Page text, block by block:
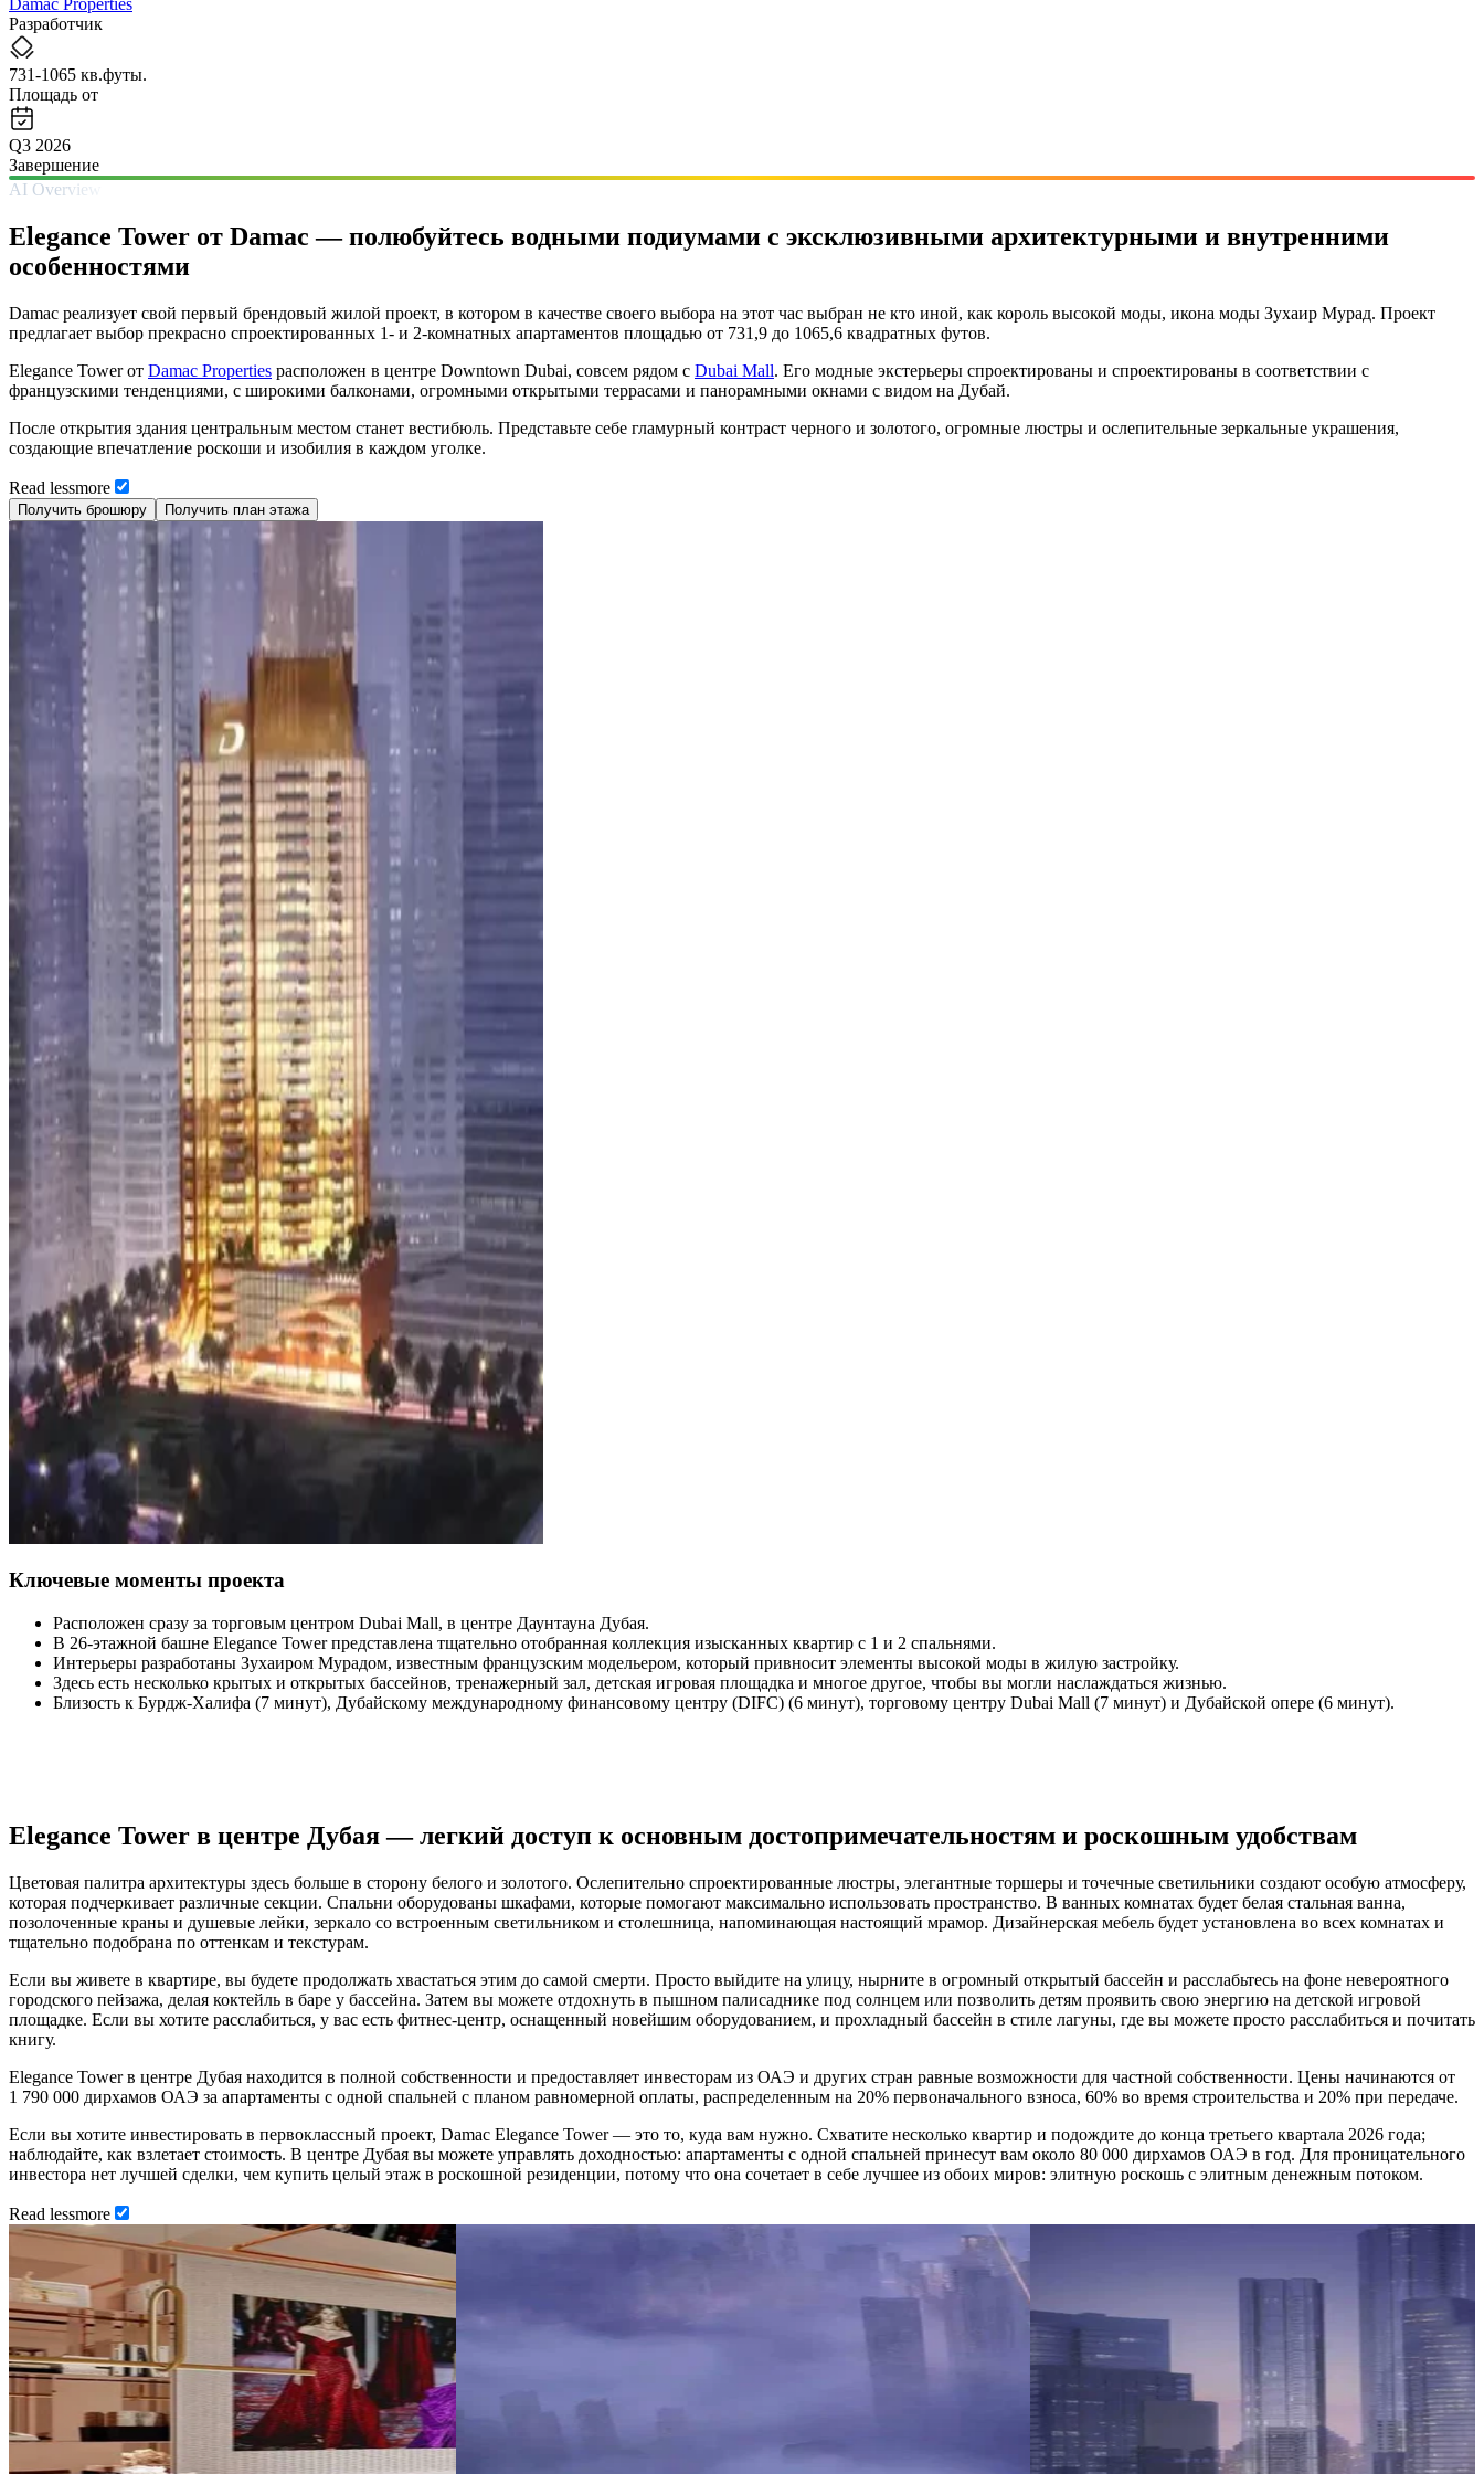
Разработчик
731-1065 кв.футы.
Площадь от
Q3 2026
Завершение
AI Overview
Elegance Tower от Damac — полюбуйтесь водными подиумами с эксклюзивными архитектурными и внутренними
особенностями
Damac реализует свой первый брендовый жилой проект, в котором в качестве своего выбора на этот час выбран не кто иной, как король высокой моды, икона моды Зухаир Мурад. Проект
предлагает выбор прекрасно спроектированных 1- и 2-комнатных апартаментов площадью от 731,9 до 1065,6 квадратных футов.
Elegance Tower от Damac Properties расположен в центре Downtown Dubai, совсем рядом с Dubai Mall. Его модные экстерьеры спроектированы и спроектированы в соответствии с
французскими тенденциями, с широкими балконами, огромными открытыми террасами и панорамными окнами с видом на Дубай.
После открытия здания центральным местом станет вестибюль. Представьте себе гламурный контраст черного и золотого, огромные люстры и ослепительные зеркальные украшения,
создающие впечатление роскоши и изобилия в каждом уголке.
Read lessmore
Получить брошюру Получить план этажа
Ключевые моменты проекта
Расположен сразу за торговым центром Dubai Mall, в центре Даунтауна Дубая.
В 26-этажной башне Elegance Tower представлена тщательно отобранная коллекция изысканных квартир с 1 и 2 спальнями.
Интерьеры разработаны Зухаиром Мурадом, известным французским модельером, который привносит элементы высокой моды в жилую застройку.
Здесь есть несколько крытых и открытых бассейнов, тренажерный зал, детская игровая площадка и многое другое, чтобы вы могли наслаждаться жизнью.
Близость к Бурдж-Халифа (7 минут), Дубайскому международному финансовому центру (DIFC) (6 минут), торговому центру Dubai Mall (7 минут) и Дубайской опере (6 минут).
Elegance Tower в центре Дубая — легкий доступ к основным достопримечательностям и роскошным удобствам
Цветовая палитра архитектуры здесь больше в сторону белого и золотого. Ослепительно спроектированные люстры, элегантные торшеры и точечные светильники создают особую атмосферу,
которая подчеркивает различные секции. Спальни оборудованы шкафами, которые помогают максимально использовать пространство. В ванных комнатах будет белая стальная ванна,
позолоченные краны и душевые лейки, зеркало со встроенным светильником и столешница, напоминающая настоящий мрамор. Дизайнерская мебель будет установлена во всех комнатах и
тщательно подобрана по оттенкам и текстурам.
Если вы живете в квартире, вы будете продолжать хвастаться этим до самой смерти. Просто выйдите на улицу, нырните в огромный открытый бассейн и расслабьтесь на фоне невероятного
городского пейзажа, делая коктейль в баре у бассейна. Затем вы можете отдохнуть в пышном палисаднике под солнцем или позволить детям проявить свою энергию на детской игровой
площадке. Если вы хотите расслабиться, у вас есть фитнес-центр, оснащенный новейшим оборудованием, и прохладный бассейн в стиле лагуны, где вы можете просто расслабиться и почитать
книгу.
Elegance Tower в центре Дубая находится в полной собственности и предоставляет инвесторам из ОАЭ и других стран равные возможности для частной собственности. Цены начинаются от
1 790 000 дирхамов ОАЭ за апартаменты с одной спальней с планом равномерной оплаты, распределенным на 20% первоначального взноса, 60% во время строительства и 20% при передаче.
Если вы хотите инвестировать в первоклассный проект, Damac Elegance Tower — это то, куда вам нужно. Схватите несколько квартир и подождите до конца третьего квартала 2026 года;
наблюдайте, как взлетает стоимость. В центре Дубая вы можете управлять доходностью: апартаменты с одной спальней принесут вам около 80 000 дирхамов ОАЭ в год. Для проницательного
инвестора нет лучшей сделки, чем купить целый этаж в роскошной резиденции, потому что она сочетает в себе лучшее из обоих миров: элитную роскошь с элитным денежным потоком.
Read lessmore